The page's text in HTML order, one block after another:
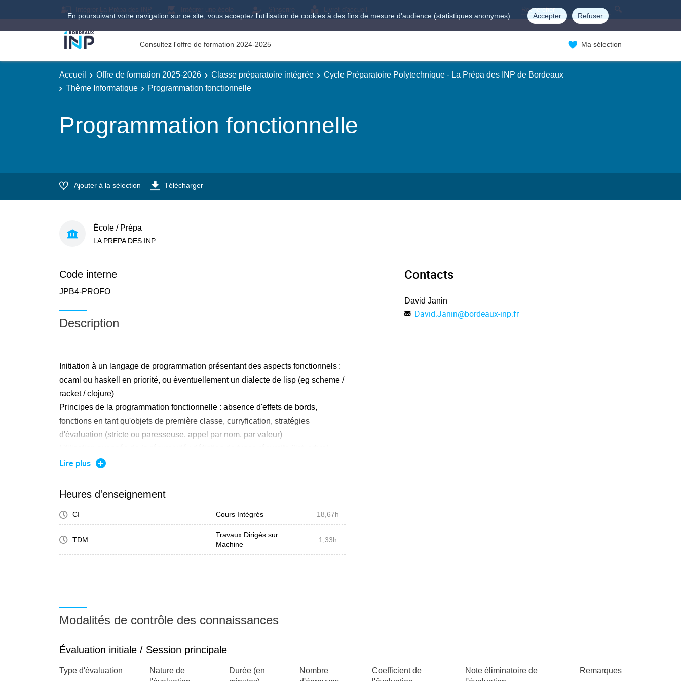
En poursuivant votre navigation sur ce site, vous acceptez l'utilisation de cookies à des fins de mesure d'audience (statistiques anonymes). Accepter Refuser
Intégrer La Prépa des INP Intégrer une école S'inscrire Livret d'accueil
Consultez l'offre de formation 2024-2025 Ma sélection
Accueil Offre de formation 2025-2026 Classe préparatoire intégrée
Cycle Préparatoire Polytechnique - La Prépa des INP de Bordeaux
Thème Informatique
Programmation fonctionnelle
Programmation fonctionnelle
Ajouter à la sélection Télécharger
École / Prépa
LA PREPA DES INP
Code interne
JPB4-PROFO
Description
Initiation à un langage de programmation présentant des aspects fonctionnels :
ocaml ou haskell en priorité, ou éventuellement un dialecte de lisp (eg scheme /
racket / clojure)
Principes de la programmation fonctionnelle : absence d'effets de bords,
fonctions en tant qu'objets de première classe, curryfication, stratégies
d'évaluation (stricte ou paresseuse, appel par nom, par valeur)
induction, récursivité terminale et style de programmation par continuations,
map, reduce/fold
redondances avec le programme de la majeure informatique au S3). Exemple
Lire plus
Heures d'enseignement
CI Cours Intégrés 18,67h
TDM
Travaux Dirigés sur
Machine
1,33h
Contacts
David Janin
David.Janin@bordeaux-inp.fr
Modalités de contrôle des connaissances
Évaluation initiale / Session principale
Type d'évaluation
Nature de
Durée (en
Nombre
Coefficient de
Note éliminatoire de
Remarques